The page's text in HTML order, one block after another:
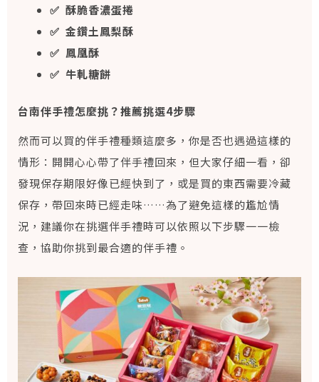
✅ 酥脆香濃蛋捲
✅ 金鑽土鳳梨酥
✅ 鳳凰酥
✅ 牛軋糖餅
台南伴手禮怎麼挑？推薦挑選4步驟
然而可以買的伴手禮種類這麼多，你是否也遇過這樣的
情形：開開心心帶了伴手禮回來，但大家仔細一看，卻
發現保存期限好像已經快到了，或是買的東西需要冷藏
保存，帶回來時已經走味……為了避免這樣的尷尬情
況，建議你在挑選伴手禮時可以依照以下步驟一一檢
查，協助你挑到最合適的伴手禮。